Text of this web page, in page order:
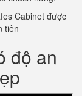
Cabinet được
tiên
độ an